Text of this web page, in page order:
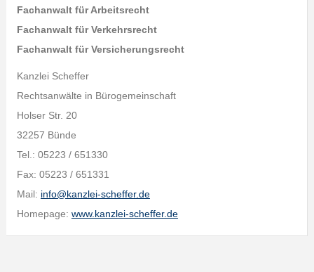
Fachanwalt für Arbeitsrecht
Fachanwalt für Verkehrsrecht
Fachanwalt für Versicherungsrecht
Kanzlei Scheffer
Rechtsanwälte in Bürogemeinschaft
Holser Str. 20
32257 Bünde
Tel.: 05223 / 651330
Fax: 05223 / 651331
Mail: info@kanzlei-scheffer.de
Homepage: www.kanzlei-scheffer.de